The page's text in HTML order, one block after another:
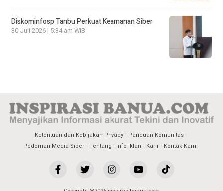
Diskominfosp Tanbu Perkuat Keamanan Siber
30 Juli 2026 | 5:34 am WIB
Ketentuan dan Kebijakan Privacy
Panduan Komunitas
Pedoman Media Siber Tentang Info Iklan Karir Kontak Kami